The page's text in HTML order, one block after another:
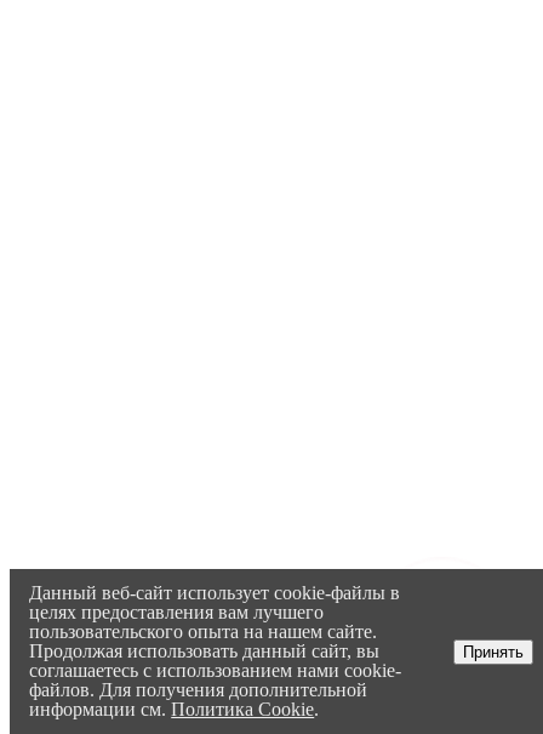
Данный веб-сайт использует cookie-файлы в
целях предоставления вам лучшего
пользовательского опыта на нашем сайте.
Продолжая использовать данный сайт, вы
соглашаетесь с использованием нами cookie-
файлов. Для получения дополнительной
информации см.Политика Cookie.
Принять